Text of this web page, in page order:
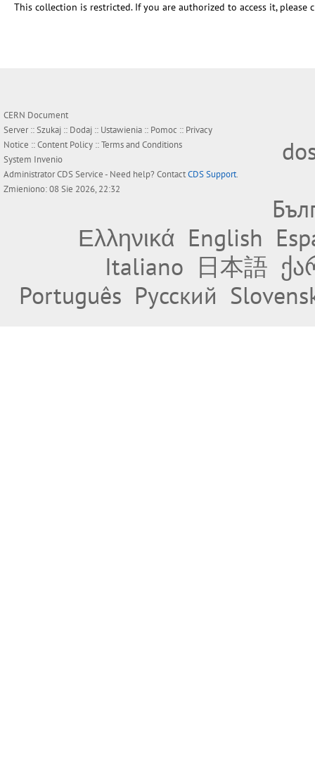
This collection is restricted. If you are authorized to access it, please
CERN Document
Server ::Szukaj :: Dodaj :: Ustawienia :: Pomoc :: Privacy
Notice ::Content Policy ::Terms and Conditions
System Invenio
AdministratorCDS Service- Need help? ContactCDS Support.
Zmieniono: 08 Sie 2026, 22:32
Ελληνικά English
Italiano 日本語
Português Русский